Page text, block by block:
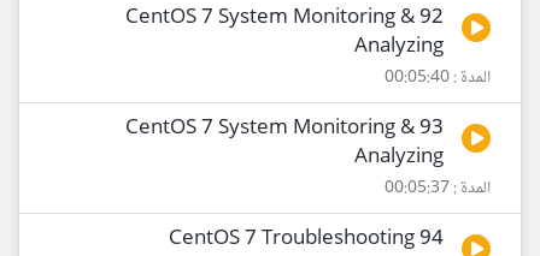
92 CentOS 7 System Monitoring &
Analyzing
المدة : 00:05:40
93 CentOS 7 System Monitoring &
Analyzing
المدة : 00:05:37
94 CentOS 7 Troubleshooting